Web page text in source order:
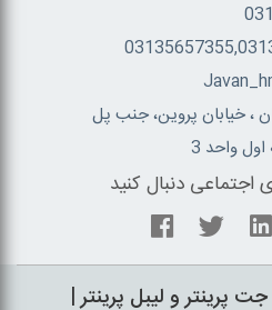
، خيابان پروين، جنب پل
واحد 3
اجتماعی دنبال کنید
پرينتر و ليبل پرينتر |